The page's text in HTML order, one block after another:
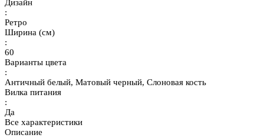
Дизайн
:
Ретро
Ширина (см)
:
60
Варианты цвета
:
Античный белый, Матовый черный, Слоновая кость
Вилка питания
:
Да
Все характеристики
Описание